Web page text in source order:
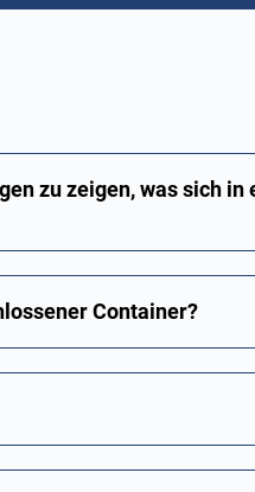
zu zeigen, was sich
Container?